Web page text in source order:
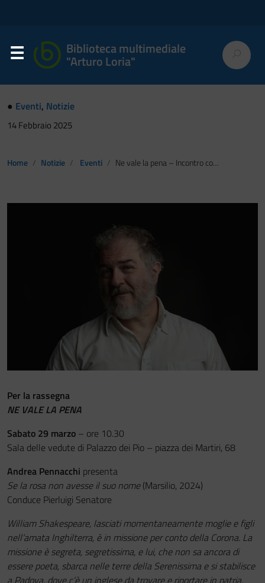
Biblioteca multimediale
"Arturo Loria"
IL CASTELLO DEI RAGAZZI
● Eventi, Notizie
14 Febbraio 2025
Home Notizie Eventi Ne vale la pena – Incontro con Andrea Pennacchi
Per la rassegna
NE VALE LA PENA
Sabato 29 marzo – ore 10.30
Sala delle vedute di Palazzo dei Pio – piazza dei Martiri, 68
Andrea Pennacchi presenta
Se la rosa non avesse il suo nome(Marsilio, 2024)
Conduce Pierluigi Senatore
William Shakespeare, lasciati momentaneamente moglie e figli
nell’amata Inghilterra, è in missione per conto della Corona. La
missione è segreta, segretissima, e lui, che non sa ancora di
essere poeta, sbarca nelle terre della Serenissima e si stabilisce
a Padova, dove c’è un inglese da trovare e riportare in patria.